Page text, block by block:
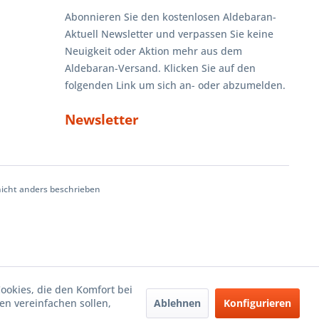
Abonnieren Sie den kostenlosen Aldebaran-
Aktuell Newsletter und verpassen Sie keine
Neuigkeit oder Aktion mehr aus dem
Aldebaran-Versand. Klicken Sie auf den
folgenden Link um sich an- oder abzumelden.
Newsletter
anders beschrieben
die den Komfort bei
vereinfachen sollen,
Ablehnen Konfigurieren